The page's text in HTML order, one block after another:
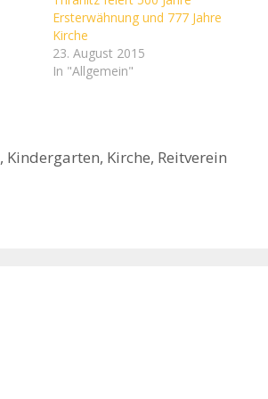
Ersterwähnung und 777 Jahre
Kirche
23. August 2015
In "Allgemein"
, Kindergarten, Kirche, Reitverein